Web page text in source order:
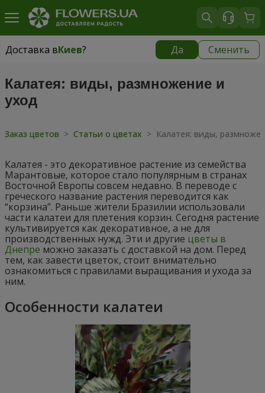
Доставка вКиев? Да Сменить
Доставка вКиев
Калатея: виды, размножение и
уход
Заказ цветов > Статьи о цветах > Калатея: виды,
Калатея - это декоративное растение из семейства
Марантовые, которое стало популярным в странах
Восточной Европы совсем недавно. В переводе с
греческого название растения переводится как
“корзина”. Раньше жители Бразилии использовали
части калатеи для плетения корзин. Сегодня растение
культивируется как декоративное, а не для
производственных нужд. Эти и другие цветы в
Днепре можно заказать с доставкой на дом. Перед
тем, как завести цветок, стоит внимательно
ознакомиться с правилами выращивания и ухода за
ним.
Особенности калатеи